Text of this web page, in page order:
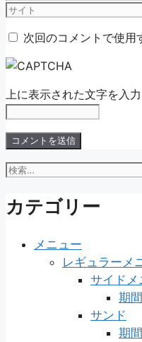
前
次回のコメントで使用
上に表示された文字を入力
検
カテゴリー
メニュー
レギュラーメ
サイドメ
期
サンド
期